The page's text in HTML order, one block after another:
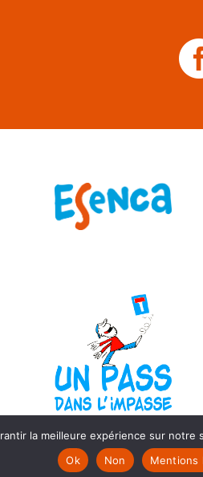
la meilleure expérience sur
Ok
Non Mentions